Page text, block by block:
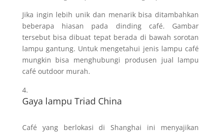
Jika ingin lebih unik dan menarik bisa ditambahkan
beberapa hiasan pada dinding café. Gambar
tersebut bisa dibuat tepat berada di bawah sorotan
lampu gantung. Untuk mengetahui jenis lampu café
mungkin bisa menghubungi produsen jual lampu
café outdoor murah.
Gaya lampu Triad China
Café yang berlokasi di Shanghai ini menyajikan